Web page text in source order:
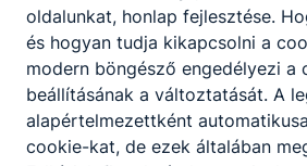
fejlesztéshez szükséges
telepít, használ;
weboldalakat tervez és
webes kliens és
alkalmazásokat tervez
asztali alkalmazást
oldalunkat, honlap fejlesztése.
és hogyan tudja kikapcsolni a
modern böngésző engedélyezi a
beállításának a változtatását. A
alapértelmezettként
cookie-kat, de ezek általában